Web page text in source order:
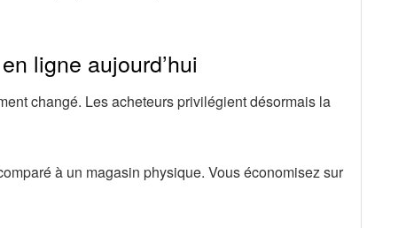
ligne aujourd’hui
changé. Les acheteurs privilégient désormais la
à un magasin physique. Vous économisez sur